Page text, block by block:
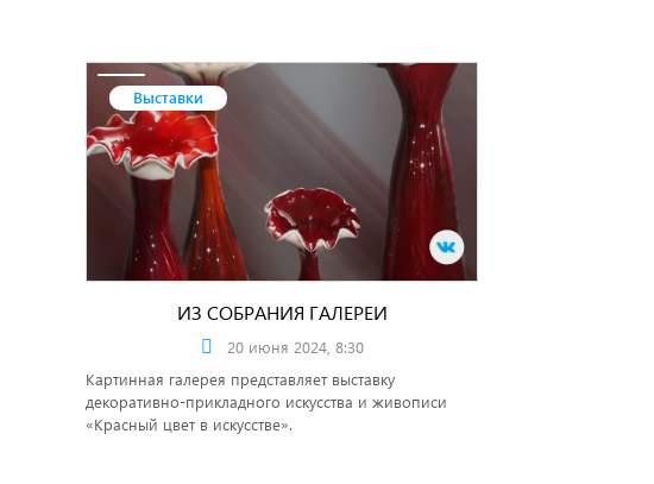
Выставки
ИЗ СОБРАНИЯ ГАЛЕРЕИ
20 июня 2024, 8:30
Картинная галерея представляет выставку
декоративно-прикладного искусства и живописи
«Красный цвет в искусстве».